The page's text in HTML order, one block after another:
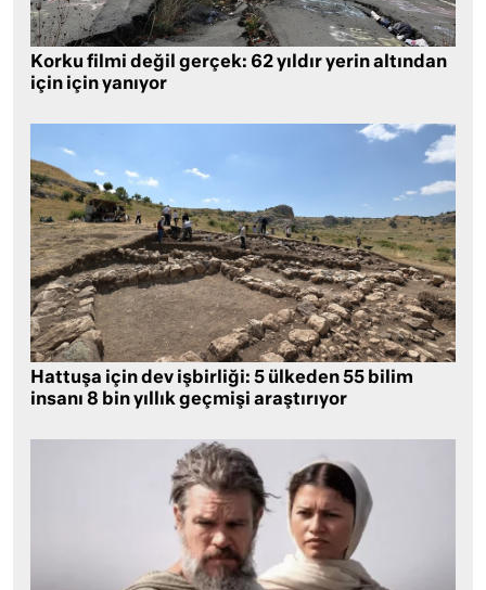
Korku filmi değil gerçek: 62 yıldır yerin altından
için için yanıyor
Hattuşa için dev işbirliği: 5 ülkeden 55 bilim
insanı 8 bin yıllık geçmişi araştırıyor